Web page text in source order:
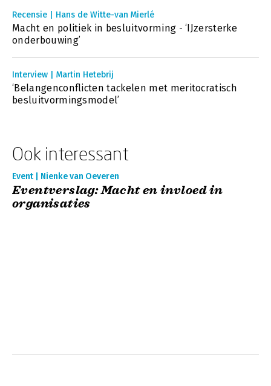
Recensie | Hans de Witte-van Mierlé
Macht en politiek in besluitvorming - ‘IJzersterke
onderbouwing’
Interview | Martin Hetebrij
‘Belangenconflicten tackelen met meritocratisch
besluitvormingsmodel’
Ook interessant
Event | Nienke van Oeveren
Eventverslag: Macht en invloed in
organisaties